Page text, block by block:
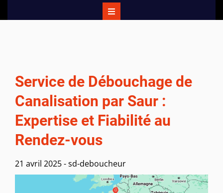
Service de Débouchage de
Canalisation par Saur :
Expertise et Fiabilité au
Rendez-vous
21 avril 2025-sd-deboucheur